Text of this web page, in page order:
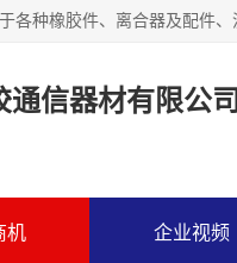
通信器材有限公司
机 企业视频